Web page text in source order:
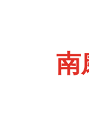
南